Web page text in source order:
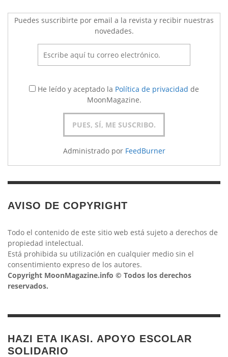
Puedes suscribirte por email a la revista y recibir nuestras
novedades.
He leído y aceptado la Política de privacidad de
MoonMagazine.
Administrado por FeedBurner
AVISO DE COPYRIGHT
Todo el contenido de este sitio web está sujeto a derechos de
propiedad intelectual.
Está prohibida su utilización en cualquier medio sin el
consentimiento expreso de los autores.
Copyright MoonMagazine.info © Todos los derechos
reservados.
HAZI ETA IKASI. APOYO ESCOLAR
SOLIDARIO